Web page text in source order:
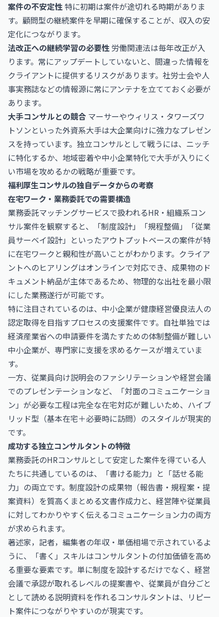
案件の不安定性 特に初期は案件が途切れる時期がありま
す。顧問型の継続案件を早期に確保することが、収入の安
定化につながります。
法改正への継続学習の必要性 労働関連法は毎年改正が入
ります。常にアップデートしていないと、間違った情報を
クライアントに提供するリスクがあります。社労士会や人
事実務誌などの情報源に常にアンテナを立てておく必要が
あります。
大手コンサルとの競合 マーサーやウィリス・タワーズワ
トソンといった外資系大手は大企業向けに強力なプレゼン
スを持っています。独立コンサルとして戦うには、ニッチ
に特化するか、地域密着や中小企業特化で大手が入りにく
い市場を攻めるかの戦略が重要です。
福利厚生コンサルの独自データからの考察
在宅ワーク・業務委託での需要構造
業務委託マッチングサービスで扱われるHR・組織系コン
サル案件を観察すると、「制度設計」「規程整備」「従業
員サーベイ設計」といったアウトプットベースの案件が特
に在宅ワークと親和性が高いことがわかります。クライア
ントへのヒアリングはオンラインで対応でき、成果物のド
キュメント納品が主体であるため、物理的な出社を最小限
にした業務遂行が可能です。
特に注目されているのは、中小企業が健康経営優良法人の
認定取得を目指すプロセスの支援案件です。自社単独では
経済産業省への申請要件を満たすための体制整備が難しい
中小企業が、専門家に支援を求めるケースが増えていま
す。
一方、従業員向け説明会のファシリテーションや経営会議
でのプレゼンテーションなど、「対面のコミュニケーショ
ン」が必要な工程は完全な在宅対応が難しいため、ハイブ
リッド型（基本在宅＋必要時に訪問）のスタイルが現実的
です。
成功する独立コンサルタントの特徴
業務委託のHRコンサルとして安定した案件を得ている人
たちに共通しているのは、「書ける能力」と「話せる能
力」の両立です。制度設計の成果物（報告書・規程案・提
案資料）を質高くまとめる文書作成力と、経営陣や従業員
に対してわかりやすく伝えるコミュニケーション力の両方
が求められます。
著述家，記者，編集者の年収・単価相場で示されているよ
うに、「書く」スキルはコンサルタントの付加価値を高め
る重要な要素です。単に制度を設計するだけでなく、経営
会議で承認が取れるレベルの提案書や、従業員が自分ごと
として読める説明資料を作れるコンサルタントは、リピー
ト案件につながりやすいのが現実です。